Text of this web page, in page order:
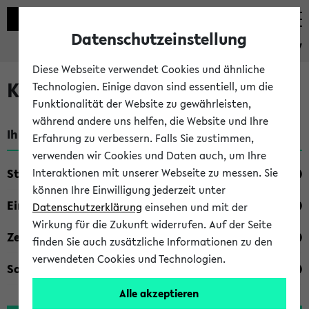
eKVV
Kombisuche im eKVV
Ihre Suchkriterien:
Studienfach
Einrichtung
Zeiten
Sonstiges
Datenschutzeinstellung
Diese Webseite verwendet Cookies und ähnliche
Technologien. Einige davon sind essentiell, um die
Funktionalität der Website zu gewährleisten,
während andere uns helfen, die Website und Ihre
Erfahrung zu verbessern. Falls Sie zustimmen,
verwenden wir Cookies und Daten auch, um Ihre
Interaktionen mit unserer Webseite zu messen. Sie
können Ihre Einwilligung jederzeit unter
Datenschutzerklärung einsehen und mit der
Wirkung für die Zukunft widerrufen. Auf der Seite
finden Sie auch zusätzliche Informationen zu den
verwendeten Cookies und Technologien.
Alle akzeptieren